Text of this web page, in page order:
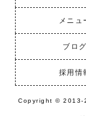
メニュ
ブログ
採用情
Copyright © 2013-